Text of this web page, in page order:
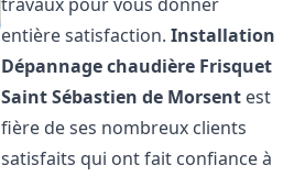
entière satisfaction.Installation
Dépannage chaudière Frisquet
Saint Sébastien de Morsent est
fière de ses nombreux clients
satisfaits qui ont fait confiance à